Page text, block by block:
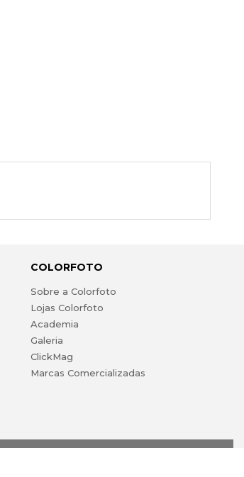
COLORFOTO
Sobre a Colorfoto
Lojas Colorfoto
Academia
Galeria
ClickMag
Marcas Comercializadas